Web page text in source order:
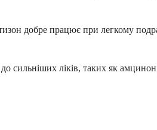
добре працює при легкому
сильніших ліків, таких як